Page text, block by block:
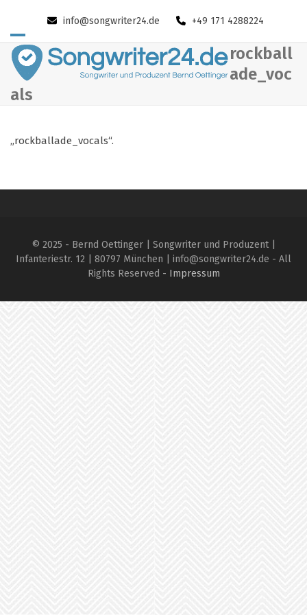
content
info@songwriter24.de +49 171 4288224
Open
mobile
menu
Close
mobile
menu
rockball
ade_voc
als
„rockballade_vocals“.
© 2025 - Bernd Oettinger | Songwriter und Produzent |
Infanteriestr. 12 | 80797 München | info@songwriter24.de - All
Rights Reserved - Impressum